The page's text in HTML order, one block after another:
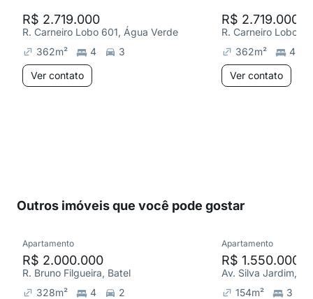
R$ 2.719.000
R. Carneiro Lobo 601, Água Verde
362m² 4
3
Ver contato
R$ 2.719.000
R. Carneiro Lobo
362m²
4
Ver contato
Outros imóveis que você pode gostar
Apartamento
R$ 2.000.000
R. Bruno Filgueira, Batel
328m² 4
2
Apartamento
R$ 1.550.000
Av. Silva Jardim,
154m²
3